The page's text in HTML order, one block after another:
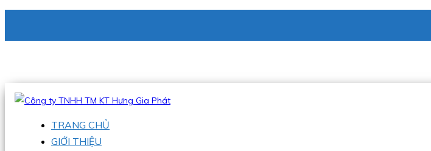
Hotline:0938 336 079
TRANG CHỦ
GIỚI THIỆU